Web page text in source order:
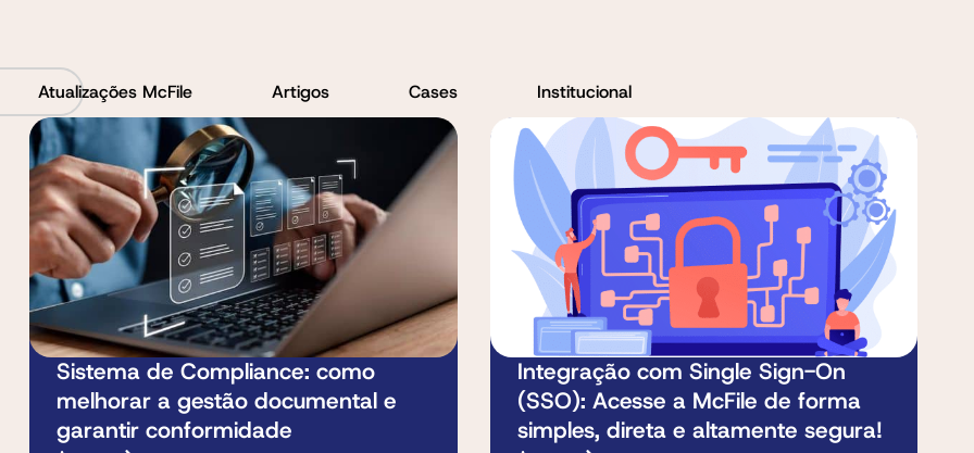
Atualizações McFile Artigos Cases Institucional
Sistema de Compliance: como
melhorar a gestão documental e
garantir conformidade
Integração com Single Sign-On
(SSO): Acesse a McFile de forma
simples, direta e altamente segura!